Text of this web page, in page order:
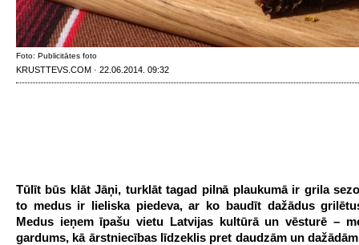
Foto: Publicitātes foto
KRUSTTEVS.COM · 22.06.2014. 09:32
Tūlīt būs klāt Jāņi, turklāt tagad pilnā plaukumā ir grila
to medus ir lieliska piedeva, ar ko baudīt dažādus
Medus ieņem īpašu vietu Latvijas kultūrā un vēsturē –
gardums, kā ārstniecības līdzeklis pret daudzām un